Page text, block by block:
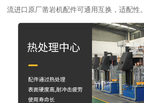
流进口原厂凿岩机配件可通用互换，适配性。